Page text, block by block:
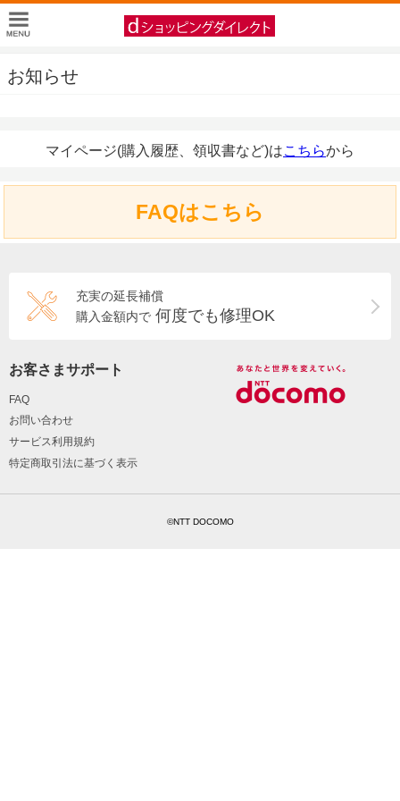
お知らせ
マイページ(購入履歴、領収書など)はこちらから
FAQはこちら
充実の延長補償
購入金額内で 何度でも修理OK
お客さまサポート
FAQ
お問い合わせ
サービス利用規約
特定商取引法に基づく表示
©NTT DOCOMO